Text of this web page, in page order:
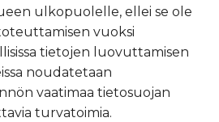
ulkopuolelle, ellei se ole
vuoksi
tietojen luovuttamisen
noudatetaan
vaatimaa tietosuojan
turvatoimia.